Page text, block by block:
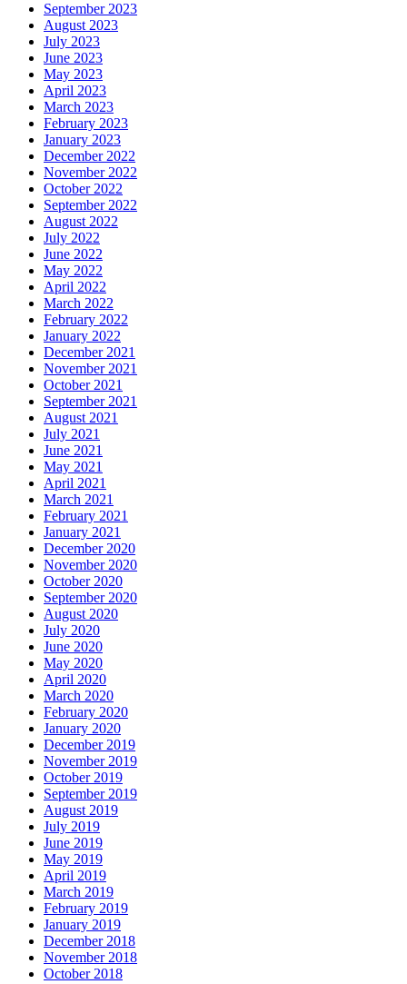
September 2023
August 2023
July 2023
June 2023
May 2023
April 2023
March 2023
February 2023
January 2023
December 2022
November 2022
October 2022
September 2022
August 2022
July 2022
June 2022
May 2022
April 2022
March 2022
February 2022
January 2022
December 2021
November 2021
October 2021
September 2021
August 2021
July 2021
June 2021
May 2021
April 2021
March 2021
February 2021
January 2021
December 2020
November 2020
October 2020
September 2020
August 2020
July 2020
June 2020
May 2020
April 2020
March 2020
February 2020
January 2020
December 2019
November 2019
October 2019
September 2019
August 2019
July 2019
June 2019
May 2019
April 2019
March 2019
February 2019
January 2019
December 2018
November 2018
October 2018